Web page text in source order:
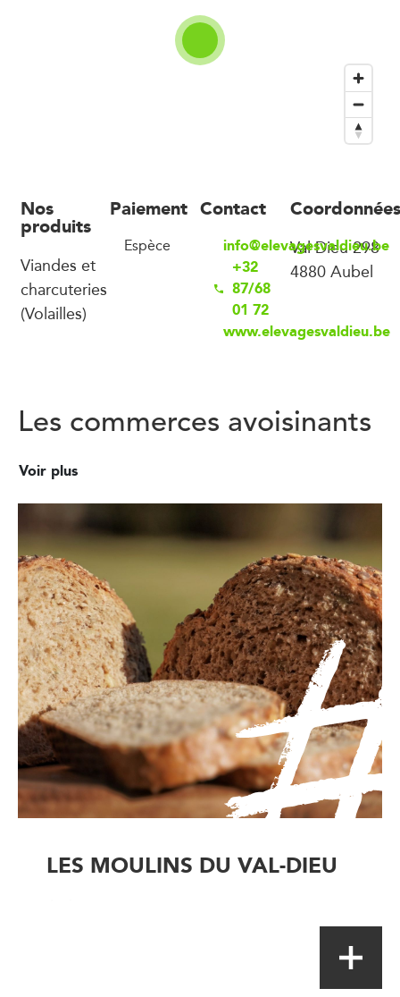
Nos
produits
Viandes et
charcuteries
(Volailles)
Paiement
Espèce
Contact
info@elevagesvaldieu.be
+32
87/68
01 72
www.elevagesvaldieu.be
Coordonnées
Val Dieu 298
4880 Aubel
Les commerces avoisinants
Voir plus
LES MOULINS DU VAL-DIEU